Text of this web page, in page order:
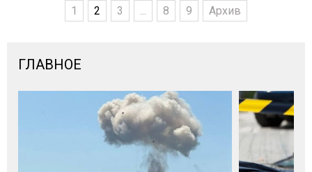
1 2 3 ... 8 9 Архив
ГЛАВНОЕ